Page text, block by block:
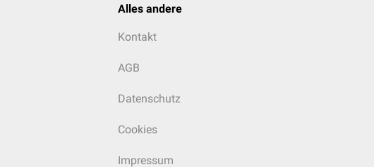
Alles andere
Kontakt
AGB
Datenschutz
Cookies
Impressum